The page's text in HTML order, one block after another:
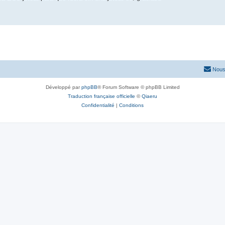
Développé parphpBB® Forum Software © phpBB Limited
Traduction française officielle ©Qiaeru
Confidentialité | Conditions